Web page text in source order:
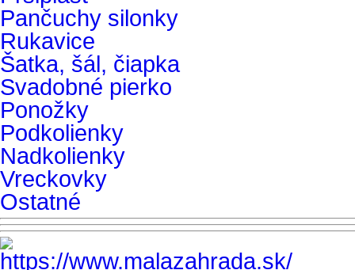
Pančuchy silonky
Rukavice
Šatka, šál, čiapka
Svadobné pierko
Ponožky
Podkolienky
Nadkolienky
Vreckovky
Ostatné